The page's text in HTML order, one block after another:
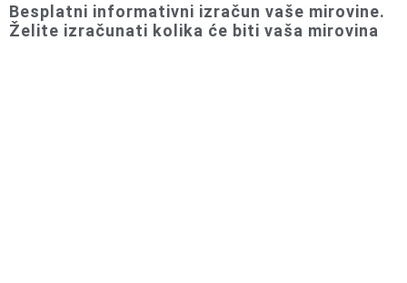
Besplatni informativni izračun vaše mirovine.
Želite izračunati kolika će biti vaša mirovina